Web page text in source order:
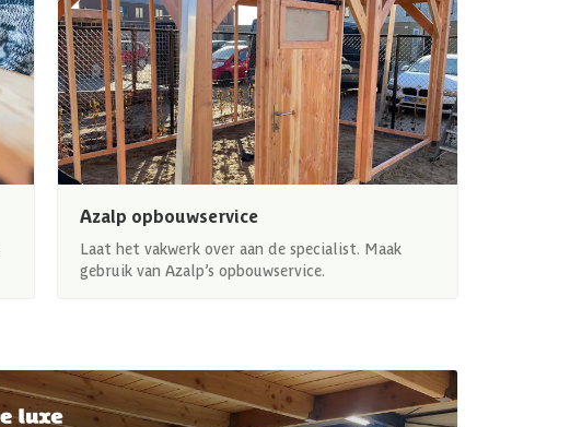
Azalp opbouwservice
Laat het vakwerk over aan de specialist. Maak
gebruik van Azalp’s opbouwservice.